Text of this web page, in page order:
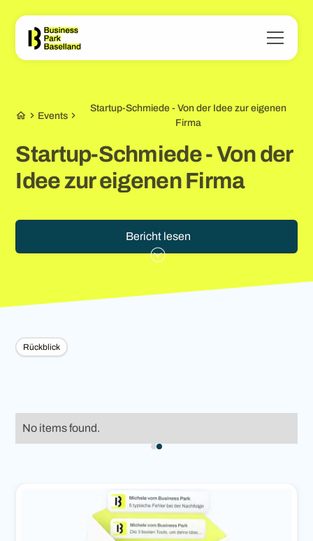
Events
Startup-Schmiede - Von der Idee zur eigenen
Firma
Startup-Schmiede - Von der
Idee zur eigenen Firma
Bericht lesen
Rückblick
No items found.